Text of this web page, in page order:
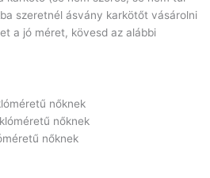
szeretnél ásvány karkötőt vásárolni
a jó méret, kövesd az alábbi
nőknek
nőknek
nőknek